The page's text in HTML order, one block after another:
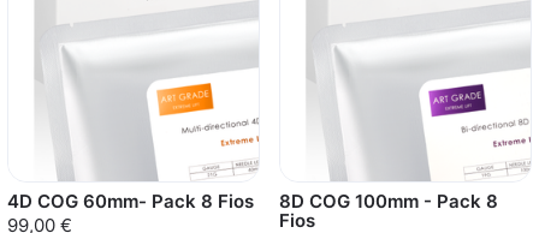
4D COG 60mm- Pack 8 Fios
99,00 €
8D COG 100mm - Pack 8
Fios